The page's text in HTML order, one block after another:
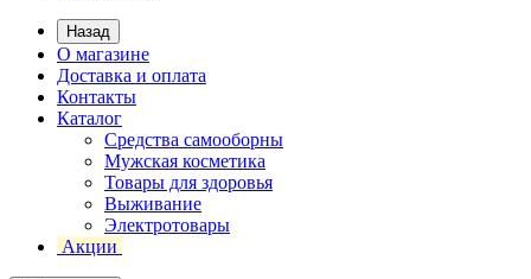
Назад
О магазине
Доставка и оплата
Контакты
Каталог
Средства самооборны
Мужская косметика
Товары для здоровья
Выживание
Электротовары
Акции